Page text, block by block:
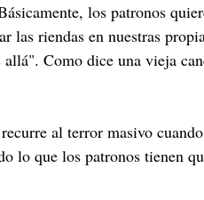
los patronos
riendas en nuestras
Como dice una vieja
al terror masivo
que los patronos tienen